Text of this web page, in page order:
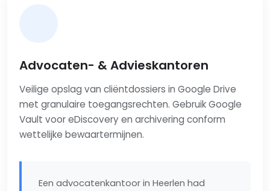
Advocaten- & Advieskantoren
Veilige opslag van cliëntdossiers in Google Drive
met granulaire toegangsrechten. Gebruik Google
Vault voor eDiscovery en archivering conform
wettelijke bewaartermijnen.
Een advocatenkantoor in Heerlen had